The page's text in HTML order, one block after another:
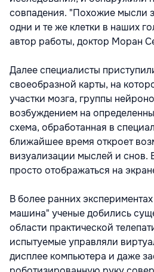
совпадения. "Похожие мысли
одни и те же клетки в наших
автор работы, доктор Моран
Далее специалисты
своеобразной карты, на
участки мозга, группы
возбуждением на
схема, обработанная в
ближайшее время откроет
визуализации мыслей и снов.
просто отображаться на
В более ранних
машина" ученые добились
области практической
испытуемые управляли
дисплее компьютера и даже